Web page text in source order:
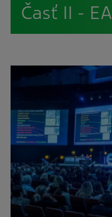
Časť II -